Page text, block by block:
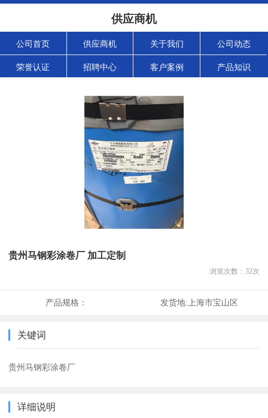
供应商机
公司首页 供应商机 关于我们 公司动态
荣誉认证 招聘中心 客户案例 产品知识
贵州马钢彩涂卷厂 加工定制
浏览次数： 32次
产品规格： 发货地: 上海市宝山区
关键词
贵州马钢彩涂卷厂
详细说明